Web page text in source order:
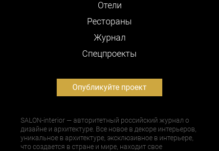
Отели
Рестораны
Журнал
Cпецпроекты
Опубликуйте проект
SALON-interior — авторитетный российский журнал о
дизайне и архитектуре. Все новое в декоре интерьеров,
уникальное в архитектуре, эксклюзивное в интерьере,
что создается в стране и мире, находит свое